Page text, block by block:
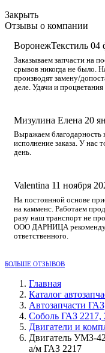
Закрыть
Отзывы о компании
ВоронежТекстиль 04
Заказываем запчасти на
срывов никогда не было.
производят замену/
деле. Удачи и
Мизулина Елена 20
Выражаем
исполнение заказа. У нас
день.
Valentina 11 ноября
На постоянной основе
на камменс. Работаем
разу наш транспорт не
ООО ДАРНИЦА
ответственного.
БОЛЬШЕ ОТЗЫВОВ
Главная
Каталог
Автозапчасти ГАЗ
Соболь ГАЗ 2217,
Двигатели и
Двигатель УМЗ-
а/м ГАЗ 2217